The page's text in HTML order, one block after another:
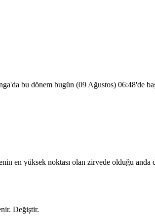
bu dönem bugün (09 Ağustos) 06:48'de
en yüksek noktası olan zirvede olduğu anda
Değiştir.